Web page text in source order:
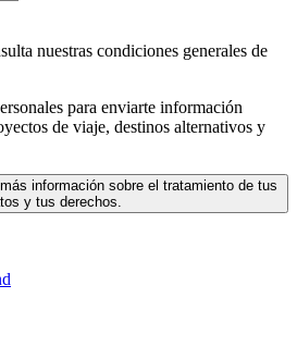
nuestras condiciones generales de
para enviarte información
de viaje, destinos alternativos y
información sobre el tratamiento de tus
y tus derechos.